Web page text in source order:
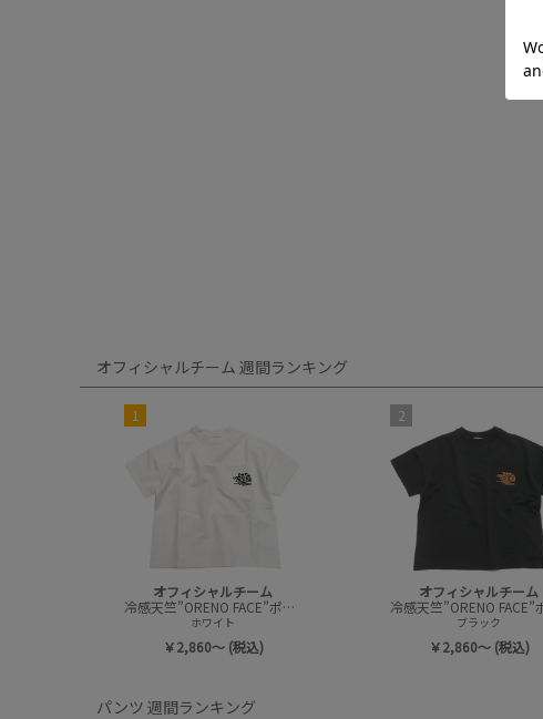
オフィシャルチーム 週間ランキング
1
オフィシャルチーム
冷感天竺”ORENO FACE”ポケットTシャツ
ホワイト
￥2,860～ (税込)
2
オフィシャルチーム
ブラック
￥2,860～ (税込)
パンツ 週間ランキング